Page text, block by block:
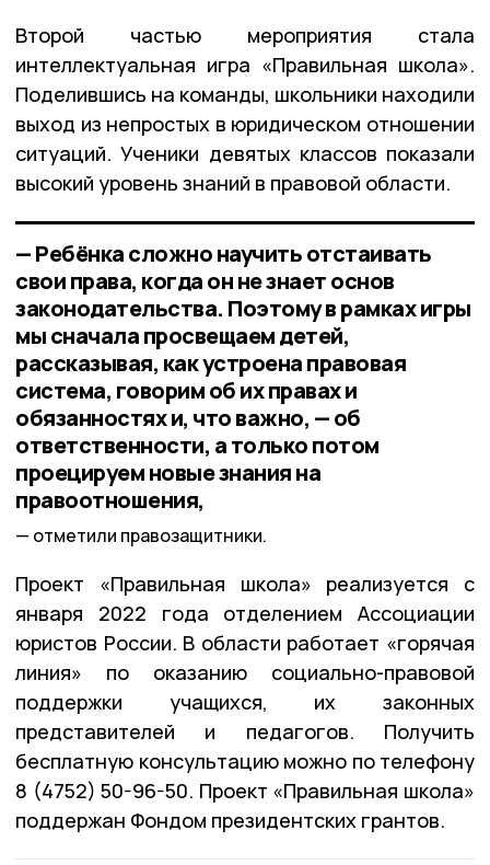
Второй частью мероприятия стала
интеллектуальная игра «Правильная школа».
Поделившись на команды, школьники находили
выход из непростых в юридическом отношении
ситуаций. Ученики девятых классов показали
высокий уровень знаний в правовой области.
— Ребёнка сложно научить отстаивать
свои права, когда он не знает основ
законодательства. Поэтому в рамках игры
мы сначала просвещаем детей,
рассказывая, как устроена правовая
система, говорим об их правах и
обязанностях и, что важно, — об
ответственности, а только потом
проецируем новые знания на
правоотношения,
отметили правозащитники.
Проект «Правильная школа» реализуется с
января 2022 года отделением Ассоциации
юристов России. В области работает «горячая
линия» по оказанию социально-правовой
поддержки учащихся, их законных
представителей и педагогов. Получить
бесплатную консультацию можно по телефону
8 (4752) 50-96-50. Проект «Правильная школа»
поддержан Фондом президентских грантов.